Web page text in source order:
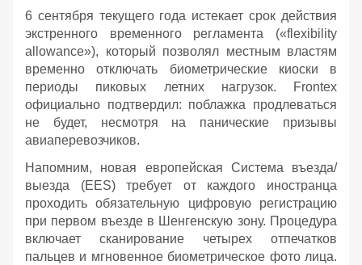
6 сентября текущего года истекает срок действия
экстренного временного регламента («flexibility
allowance»), который позволял местным властям
временно отключать биометрические киоски в
периоды пиковых летних нагрузок. Frontex
официально подтвердил: поблажка продлеваться
не будет, несмотря на панические призывы
авиаперевозчиков.
Напомним, новая европейская Система въезда/
выезда (EES) требует от каждого иностранца
проходить обязательную цифровую регистрацию
при первом въезде в Шенгенскую зону. Процедура
включает сканирование четырех отпечатков
пальцев и мгновенное биометрическое фото лица.